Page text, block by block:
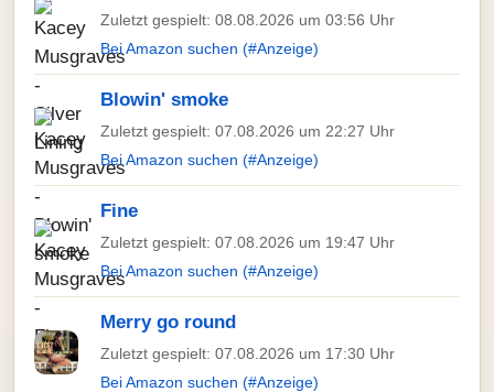
Zuletzt gespielt: 08.08.2026 um 03:56 Uhr
Bei Amazon suchen (#Anzeige)
Blowin' smoke
Zuletzt gespielt: 07.08.2026 um 22:27 Uhr
Bei Amazon suchen (#Anzeige)
Fine
Zuletzt gespielt: 07.08.2026 um 19:47 Uhr
Bei Amazon suchen (#Anzeige)
Merry go round
Zuletzt gespielt: 07.08.2026 um 17:30 Uhr
Bei Amazon suchen (#Anzeige)